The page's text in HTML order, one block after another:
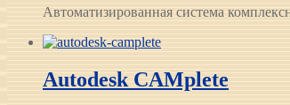
15
Автоматизированная система
Autodesk CAMplete